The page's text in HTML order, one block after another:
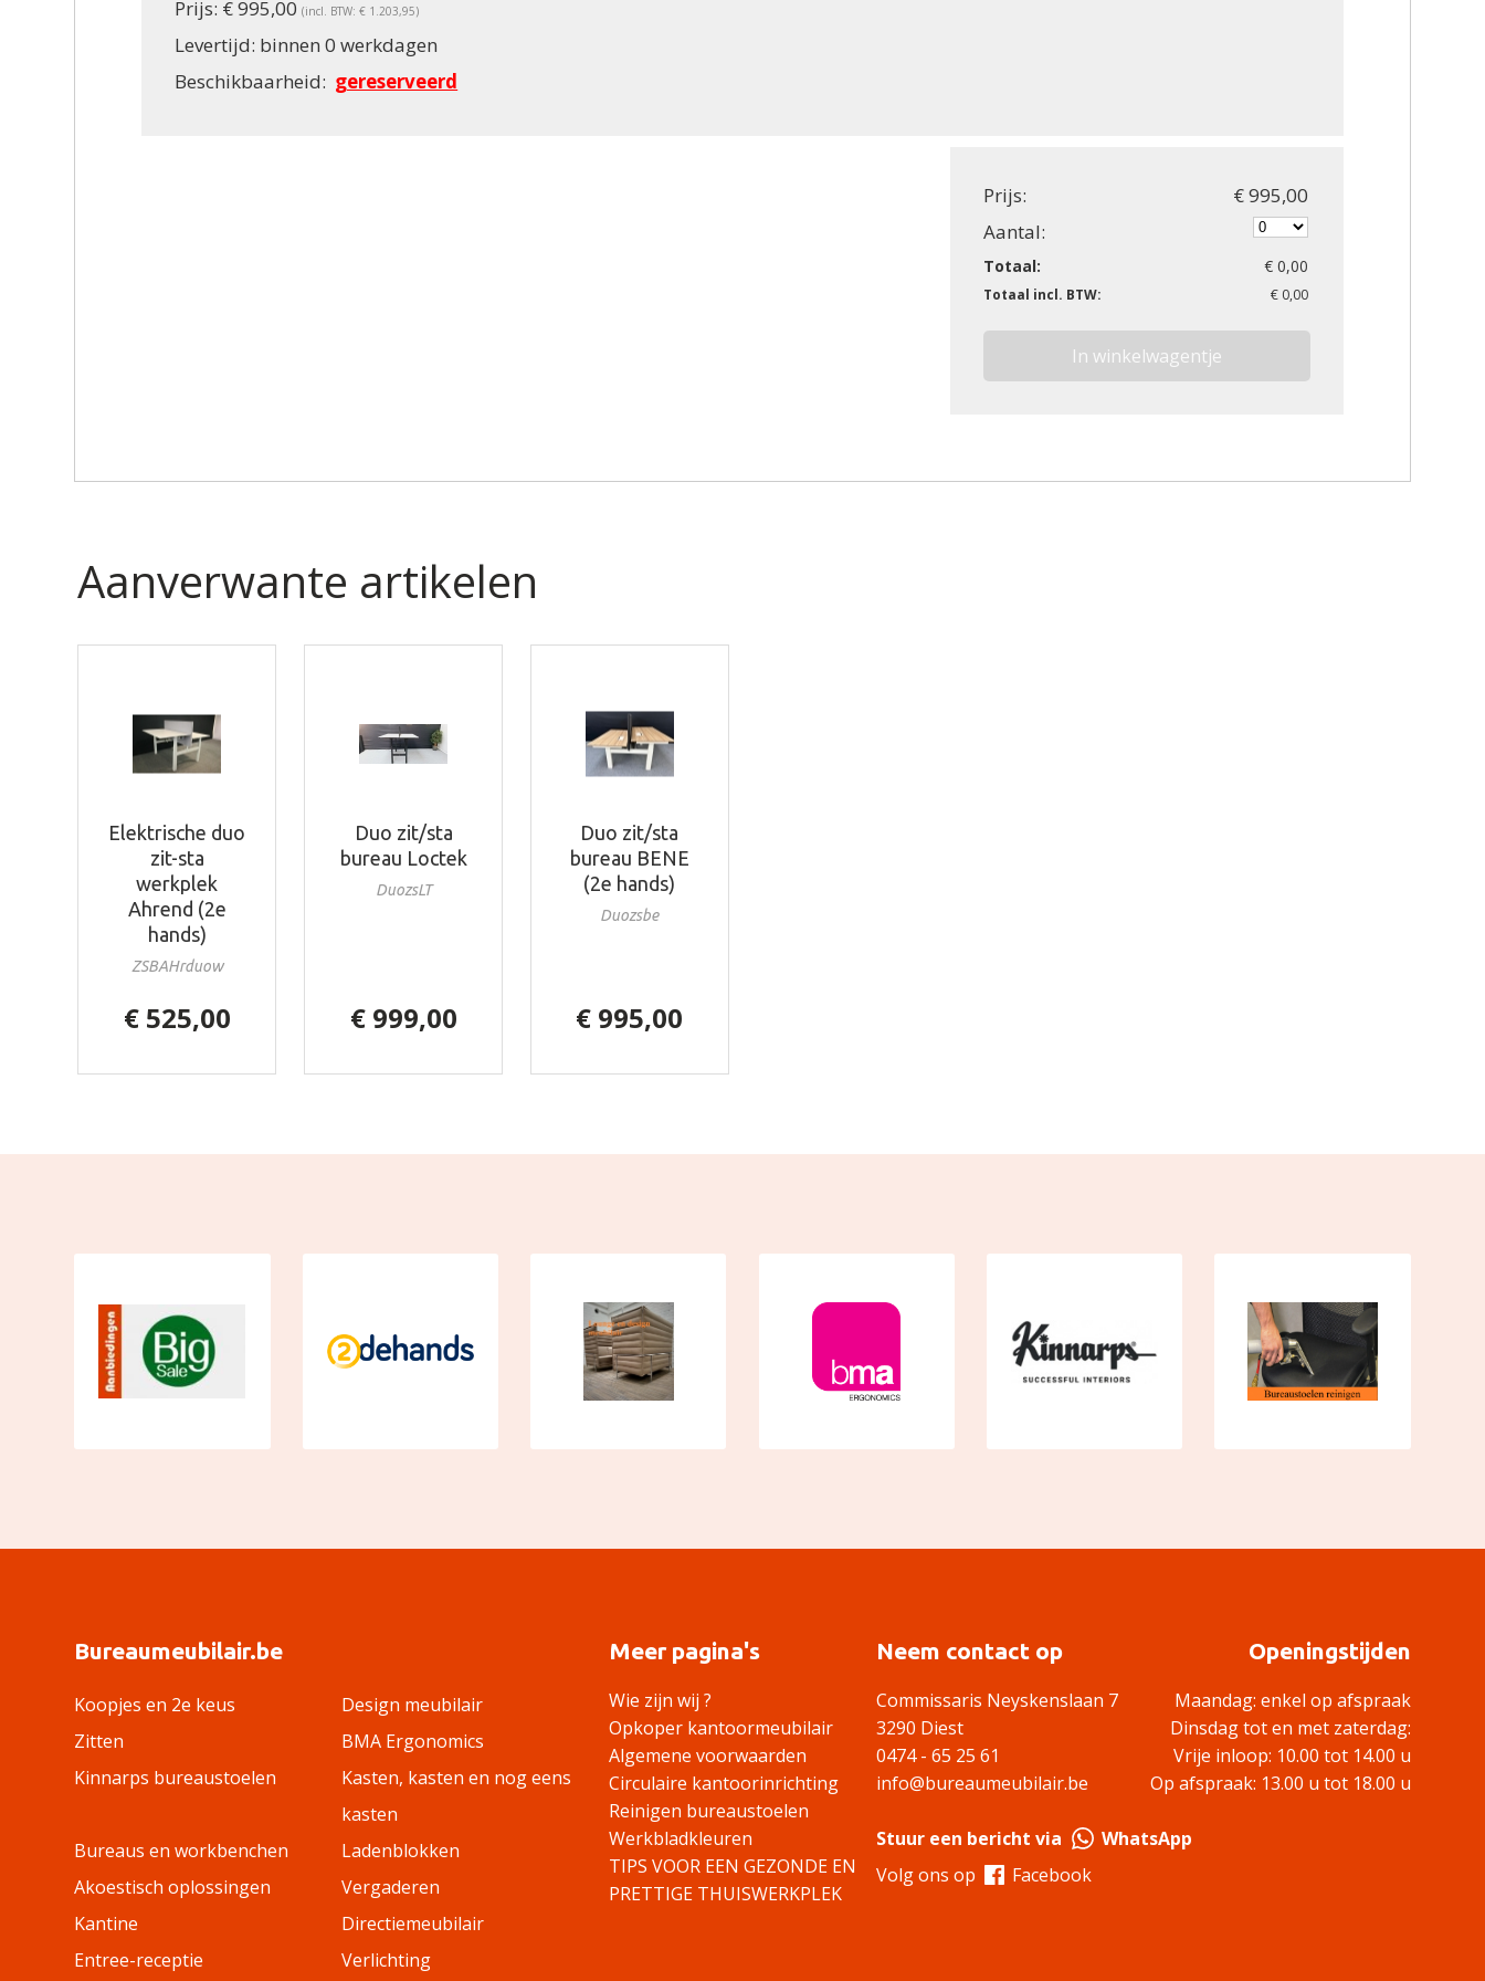
Prijs: € 995,00 (incl. BTW: € 1.203,95)
Levertijd: binnen 0 werkdagen
Beschikbaarheid: gereserveerd
Prijs:
€ 995,00
Aantal:
Totaal: € 0,00
Totaal incl. BTW: € 0,00
In winkelwagentje
Aanverwante artikelen
Elektrische duo
zit-sta
werkplek
Ahrend (2e
hands)
ZSBAHrduow
€ 525,00
Duo zit/sta
bureau Loctek
DuozsLT
€ 999,00
Duo zit/sta
bureau BENE
(2e hands)
Duozsbe
€ 995,00
Bureaumeubilair.be
Koopjes en 2e keus
Design meubilair
Zitten
BMA Ergonomics
Kinnarps bureaustoelen
Kasten, kasten en nog eens
kasten
Bureaus en workbenchen
Ladenblokken
Akoestisch oplossingen
Vergaderen
Kantine
Directiemeubilair
Entree-receptie
Verlichting
Meer pagina's
Wie zijn wij ?
Opkoper kantoormeubilair
Algemene voorwaarden
Circulaire kantoorinrichting
Reinigen bureaustoelen
Werkbladkleuren
TIPS VOOR EEN GEZONDE EN
PRETTIGE THUISWERKPLEK
Neem contact op
Commissaris Neyskenslaan 7
3290 Diest
0474 - 65 25 61
info@bureaumeubilair.be
Stuur een bericht via
WhatsApp
Volg ons op
Facebook
Openingstijden
Maandag: enkel op afspraak
Dinsdag tot en met zaterdag:
Vrije inloop: 10.00 tot 14.00 u
Op afspraak: 13.00 u tot 18.00 u